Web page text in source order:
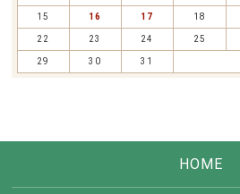
15 16 17 18
22 23 24 25
29 30 31
HOME